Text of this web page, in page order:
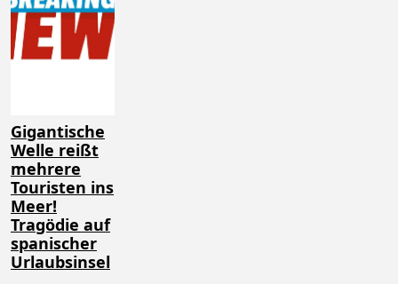
Gigantische
Welle reißt
mehrere
Touristen ins
Meer!
Tragödie auf
spanischer
Urlaubsinsel